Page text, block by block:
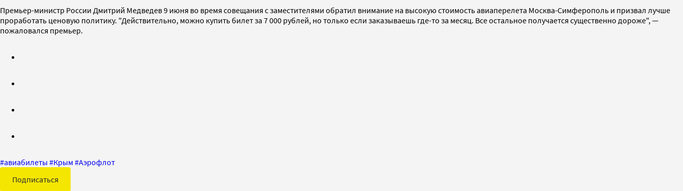
Премьер-министр России Дмитрий Медведев 9 июня во время совещания с заместителями обратил внимание на высокую стоимость авиаперелета Москва-Симферополь и призвал лучше
проработать ценовую политику. "Действительно, можно купить билет за 7 000 рублей, но только если заказываешь где-то за месяц. Все остальное получается существенно дороже", —
пожаловался премьер.
#авиабилеты #Крым #Аэрофлот
Подписаться